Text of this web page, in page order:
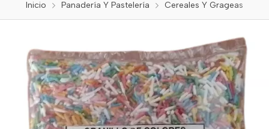
Inicio Panadería Y Pastelería Cereales Y Grageas